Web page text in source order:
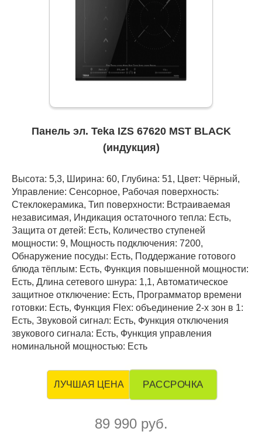
Панель эл. Teka IZS 67620 MST BLACK
(индукция)
Высота: 5,3, Ширина: 60, Глубина: 51, Цвет: Чёрный,
Управление: Сенсорное, Рабочая поверхность:
Стеклокерамика, Тип поверхности: Встраиваемая
независимая, Индикация остаточного тепла: Есть,
Защита от детей: Есть, Количество ступеней
мощности: 9, Мощность подключения: 7200,
Обнаружение посуды: Есть, Поддержание готового
блюда тёплым: Есть, Функция повышенной мощности:
Есть, Длина сетевого шнура: 1,1, Автоматическое
защитное отключение: Есть, Программатор времени
готовки: Есть, Функция Flex: объединение 2-х зон в 1:
Есть, Звуковой сигнал: Есть, Функция отключения
звукового сигнала: Есть, Функция управления
номинальной мощностью: Есть
ЛУЧШАЯ ЦЕНА РАССРОЧКА
89 990 руб.